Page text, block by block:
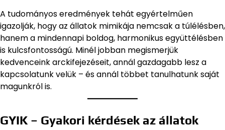
A tudományos eredmények tehát egyértelműen
igazolják, hogy az állatok mimikája nemcsak a túlélésben,
hanem a mindennapi boldog, harmonikus együttélésben
is kulcsfontosságú. Minél jobban megismerjük
kedvenceink arckifejezéseit, annál gazdagabb lesz a
kapcsolatunk velük – és annál többet tanulhatunk saját
magunkról is.
GYIK – Gyakori kérdések az állatok